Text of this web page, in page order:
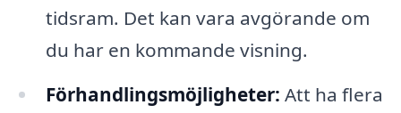
tidsram. Det kan vara avgörande om
du har en kommande visning.
Förhandlingsmöjligheter: Att ha flera